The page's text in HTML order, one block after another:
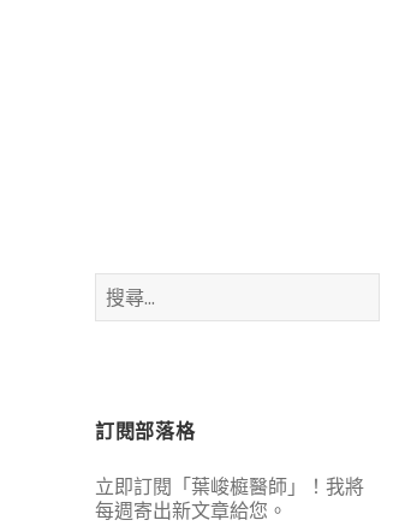
搜
尋
訂閱部落格
立即訂閱「葉峻榳醫師」！我將
每週寄出新文章給您。